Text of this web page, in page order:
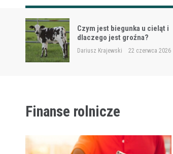
Ketoza u krów mlecznych –
objawy, ryzyko i wsparcie
żywieniowe
Dariusz Krajewski
Finanse rolnicze